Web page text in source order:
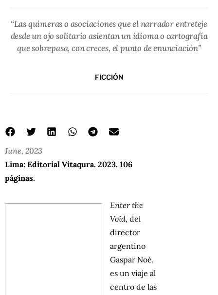
“Las quimeras o asociaciones que el narrador entreteje
desde un ojo solitario asientan un idioma o cartografía
que sobrepasa, con creces, el punto de enunciación”
FICCIÓN
June, 2023
Lima: Editorial Vitaqura. 2023. 106
páginas.
Enter the
Void, del
director
argentino
Gaspar Noé,
es un viaje al
centro de las